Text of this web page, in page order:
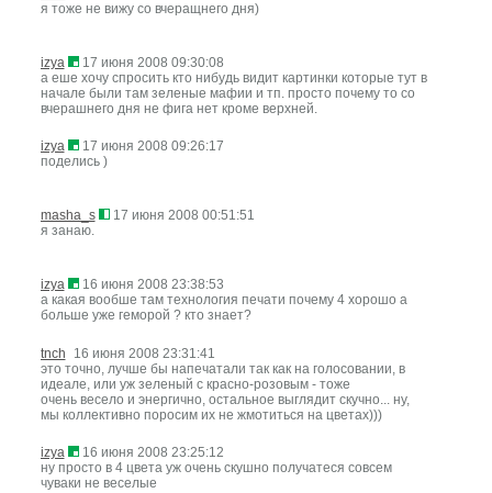
я тоже не вижу со вчеращнего дня)
izya
17 июня 2008 09:30:08
а еше хочу спросить кто нибудь видит картинки которые тут в
начале были там зеленые мафии и тп. просто почему то со
вчерашнего дня не фига нет кроме верхней.
izya
17 июня 2008 09:26:17
поделись )
masha_s
17 июня 2008 00:51:51
я занаю.
izya
16 июня 2008 23:38:53
а какая вообше там технология печати почему 4 хорошо а
больше уже геморой ? кто знает?
tnch
16 июня 2008 23:31:41
это точно, лучше бы напечатали так как на голосовании, в
идеале, или уж зеленый с красно-розовым - тоже
очень весело и энергично, остальное выглядит скучно... ну,
мы коллективно поросим их не жмотиться на цветах)))
izya
16 июня 2008 23:25:12
ну просто в 4 цвета уж очень скушно получатеся совсем
чуваки не веселые